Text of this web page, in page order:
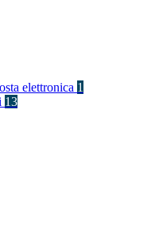
elettronica 1
13